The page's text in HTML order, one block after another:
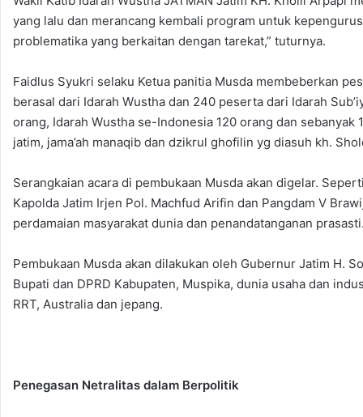
yang lalu dan merancang kembali program untuk
problematika yang berkaitan dengan tarekat,” tuturnya.
Faidlus Syukri selaku Ketua panitia Musda membeberkan
berasal dari Idarah Wustha dan 240 peserta dari Idarah
orang, Idarah Wustha se-Indonesia 120 orang dan
jatim, jama’ah manaqib dan dzikrul ghofilin yg diasuh kh.
Serangkaian acara di pembukaan Musda akan digelar.
Kapolda Jatim Irjen Pol. Machfud Arifin dan Pangdam V
perdamaian masyarakat dunia dan penandatanganan
Pembukaan Musda akan dilakukan oleh Gubernur Jatim H.
Bupati dan DPRD Kabupaten, Muspika, dunia usaha dan
RRT, Australia dan jepang.
Penegasan Netralitas dalam Berpolitik